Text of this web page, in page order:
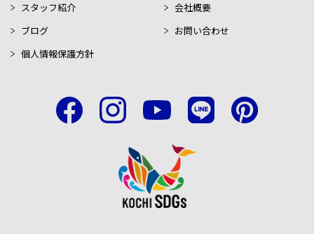
スタッフ紹介
会社概要
ブログ
お問い合わせ
個人情報保護方針